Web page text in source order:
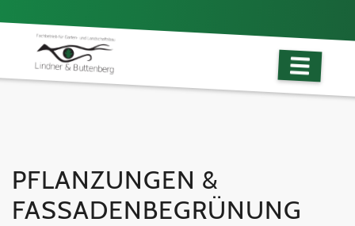
PFLANZUNGEN &
FASSADENBEGRÜNUNG